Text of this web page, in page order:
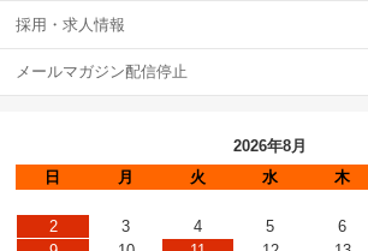
採用・求人情報
メールマガジン配信停止
2026年8月
日
月 火 水 木
2
3 4 5 6